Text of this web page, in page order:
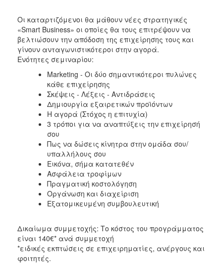
ΠΟΛΙΤΙΣΜΟΣ
ΑΝΘΕΚΤΙΚΗ
ΠΟΛΗ
Οι καταρτιζόμενοι θα μάθουν νέες στρατηγικές
«Smart Business» οι οποίες θα τους επιτρέψουν να
βελτιώσουν την απόδοση της επιχείρησης τους και
γίνουν ανταγωνιστικότεροι στην αγορά.
Ενότητες σεμιναρίου:
Marketing - Οι δύο σημαντικότεροι πυλώνες
κάθε επιχείρησης
Σκέψεις - Λέξεις - Αντιδράσεις
Δημιουργία εξαιρετικών προϊόντων
Η αγορά (Στόχος η επιτυχία)
3 τρόποι για να αναπτύξεις την επιχείρησή
σου
Πως να δώσεις κίνητρα στην ομάδα σου/
υπαλλήλους σου
Εικόνα, σήμα κατατεθέν
Ασφάλεια τροφίμων
Πραγματική κοστολόγηση
Οργάνωση και διαχείριση
Εξατομικευμένη συμβουλευτική
Δικαίωμα συμμετοχής: Το κόστος του προγράμματος
είναι 140€* ανά συμμετοχή
*ειδικές εκπτώσεις σε επιχειρηματίες, ανέργους και
φοιτητές.